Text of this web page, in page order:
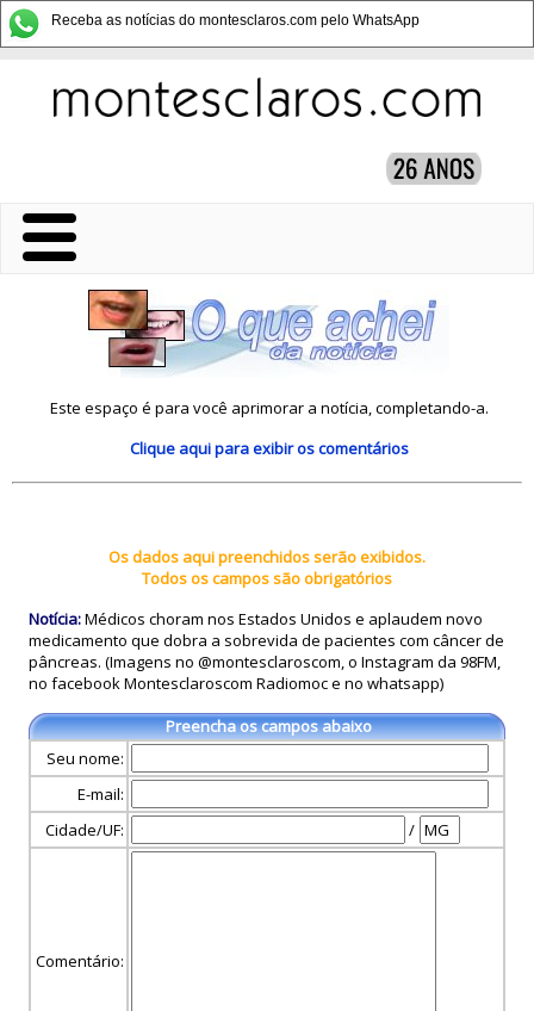
Receba as notícias do montesclaros.com pelo WhatsApp
Este espaço é para você aprimorar a notícia, completando-a.
Clique aquipara exibir os comentários
Os dados aqui preenchidos serão exibidos.
Todos os campos são obrigatórios
Notícia:Médicos choram nos Estados Unidos e aplaudem novo
medicamento que dobra a sobrevida de pacientes com câncer de
pâncreas. (Imagens no @montesclaroscom, o Instagram da 98FM,
no facebook Montesclaroscom Radiomoc e no whatsapp)
Preencha os campos abaixo
Seu nome:
E-mail:
Cidade/UF:
/
Comentário: